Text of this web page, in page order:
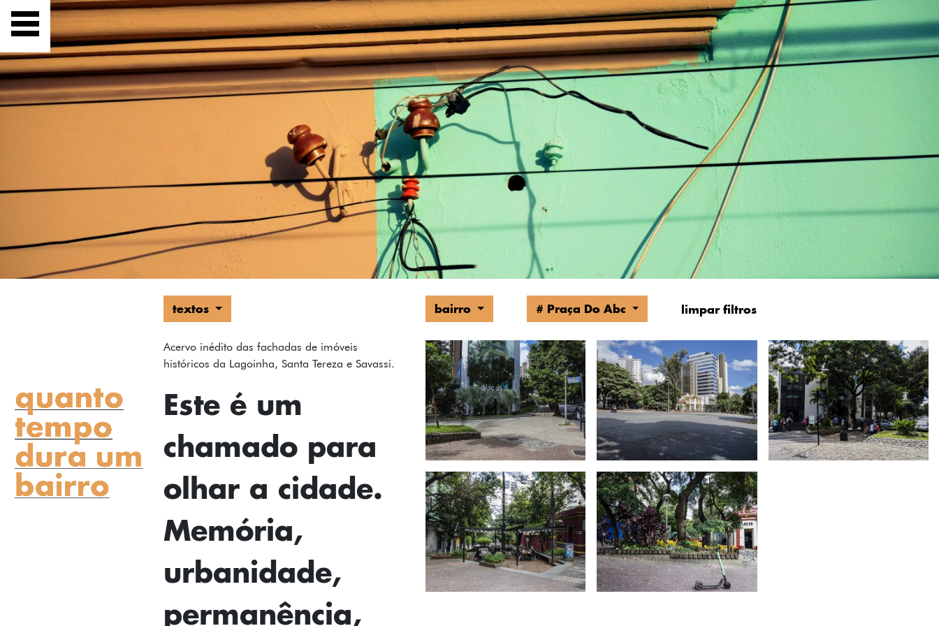
PODCAST
MAPA
SOBRE
INSTAGRAM
textos
Acervo inédito das fachadas de imóveis
históricos da Lagoinha, Santa Tereza e Savassi.
Este é um
chamado para
olhar a cidade.
Memória,
urbanidade,
permanência,
bairro # Praça Do Abc limpar filtros